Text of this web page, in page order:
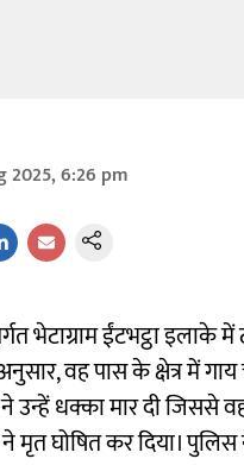
2025, 6:26 pm
भेटाग्राम ईंटभट्ठा इलाके
वह पास के क्षेत्र में
उन्हें धक्का मार दी जिससे
मृत घोषित कर दिया।